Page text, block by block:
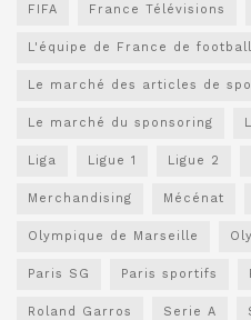
FIFA France Télévisions
L'équipe de France de football
Le marché des articles de
Le marché du sponsoring
Liga Ligue 1 Ligue 2
Merchandising Mécénat
Olympique de Marseille
Paris SG Paris sportifs
Roland Garros Serie A